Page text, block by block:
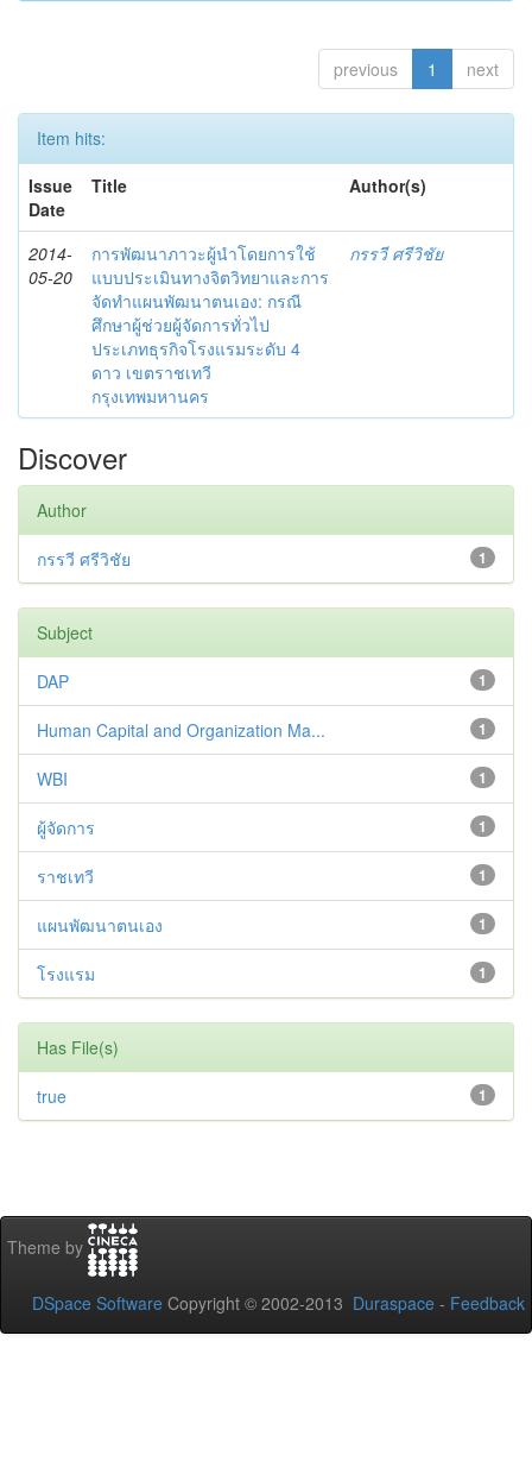
previous 1 next
Item hits:
Issue
Date
Title Author(s)
2014-
05-20
การพัฒนาภาวะผู้นำโดยการใช้
แบบประเมินทางจิตวิทยาและการ
จัดทำแผนพัฒนาตนเอง: กรณี
ศึกษาผู้ช่วยผู้จัดการทั่วไป
ประเภทธุรกิจโรงแรมระดับ 4
ดาว เขตราชเทวี
กรุงเทพมหานคร
กรรวี ศรีวิชัย
Discover
Author
1
กรรวี ศรีวิชัย
Subject
1
DAP
1
Human Capital and Organization Ma...
1
WBI
1
ผู้จัดการ
1
ราชเทวี
1
แผนพัฒนาตนเอง
1
โรงแรม
Has File(s)
1
true
Theme by
DSpace Software Copyright © 2002-2013 Duraspace - Feedback